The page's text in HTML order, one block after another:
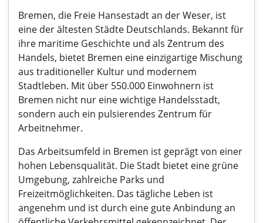
Bremen, die Freie Hansestadt an der Weser, ist
eine der ältesten Städte Deutschlands. Bekannt für
ihre maritime Geschichte und als Zentrum des
Handels, bietet Bremen eine einzigartige Mischung
aus traditioneller Kultur und modernem
Stadtleben. Mit über 550.000 Einwohnern ist
Bremen nicht nur eine wichtige Handelsstadt,
sondern auch ein pulsierendes Zentrum für
Arbeitnehmer.
Das Arbeitsumfeld in Bremen ist geprägt von einer
hohen Lebensqualität. Die Stadt bietet eine grüne
Umgebung, zahlreiche Parks und
Freizeitmöglichkeiten. Das tägliche Leben ist
angenehm und ist durch eine gute Anbindung an